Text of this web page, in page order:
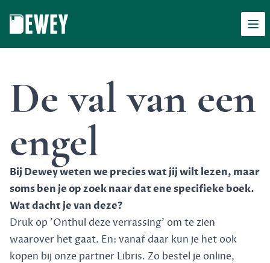
De val van een
engel
Bij Dewey weten we precies wat jij wilt lezen, maar
soms ben je op zoek naar dat ene specifieke boek.
Wat dacht je van deze?
Druk op 'Onthul deze verrassing' om te zien
waarover het gaat. En: vanaf daar kun je het ook
kopen bij onze partner Libris. Zo bestel je online,